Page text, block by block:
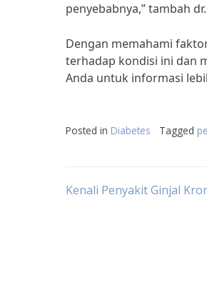
penyebabnya,” tambah
Dengan memahami
terhadap kondisi ini dan
Anda untuk informasi
Posted in Diabetes Tagged
Post
Kenali Penyakit Ginjal